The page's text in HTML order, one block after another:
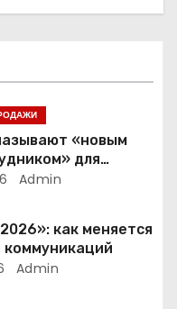
«новым
для
блогеры
бизнес
Admin
как меняется
коммуникаций
Admin